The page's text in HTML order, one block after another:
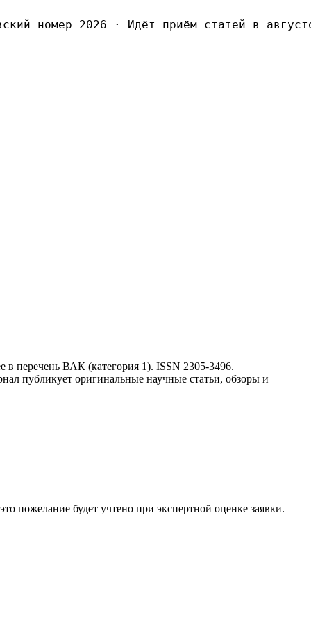
номер 2026· Идёт приём статей в
перечень ВАК (категория 1). ISSN 2305-3496.
публикует оригинальные научные статьи, обзоры и
пожелание будет учтено при экспертной оценке заявки.